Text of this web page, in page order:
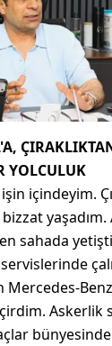
YOLCULUK
içindeyim.
sahada
Mercedes-
Askerlik